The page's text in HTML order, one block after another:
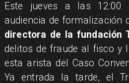
Este jueves a las 12:00
audiencia de formalización
directora de la fundación
delitos de fraude al fisco y
esta arista del Caso
Ya entrada la tarde, el